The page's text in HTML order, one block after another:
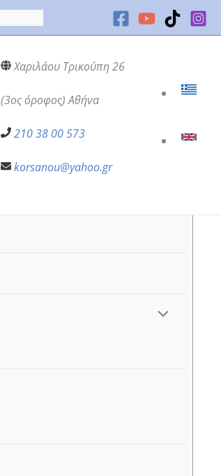
Χαριλάου Τρικούπη 26
(3ος όροφος) Αθήνα
210 38 00 573
korsanou@yahoo.gr